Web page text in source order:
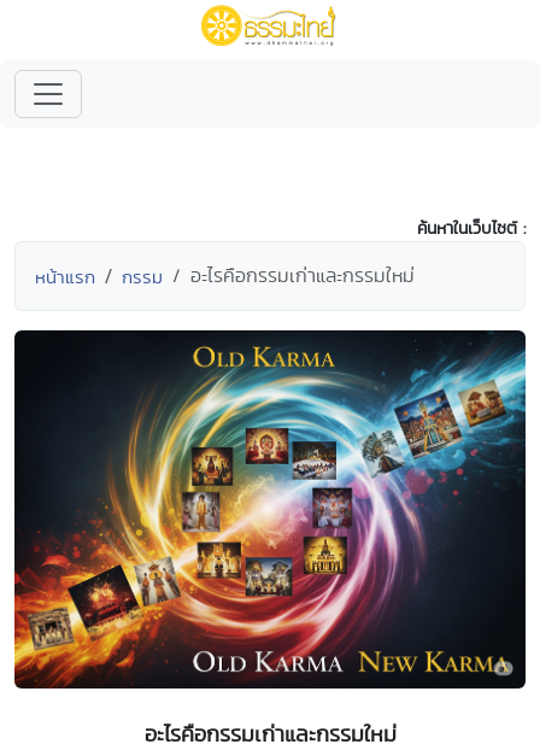
ค้นหาในเว็บไซต์ :
หน้าแรก กรรม อะไรคือกรรมเก่าและกรรมใหม่
อะไรคือกรรมเก่าและกรรมใหม่